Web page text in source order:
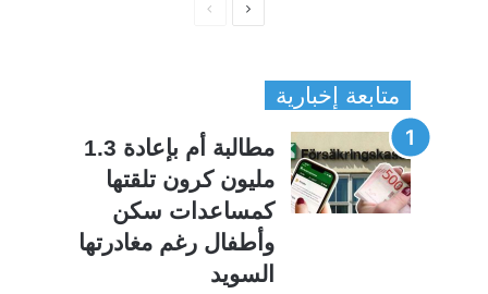
ة
ا
ل
س
ا
ة
ا
ل
ت
ا
متابعة إخبارية
مطالبة أم بإعادة 1.3
مليون كرون تلقتها
كمساعدات سكن
وأطفال رغم مغادرتها
السويد